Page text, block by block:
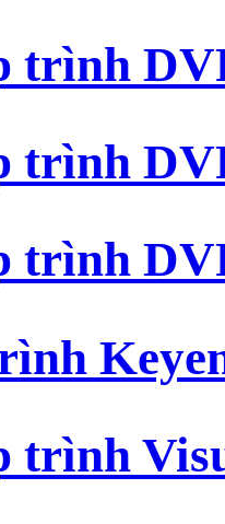
trình
trình
trình
trình